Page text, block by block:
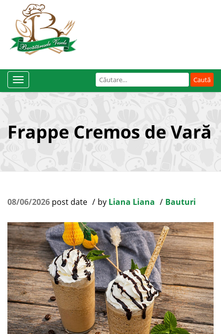
Caută
după:
Toggle
Navigation
Frappe Cremos de Vară
08/06/2026 post date by Liana Liana Bauturi